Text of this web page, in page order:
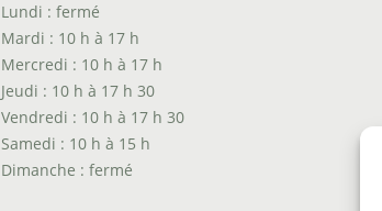
Lundi : fermé
Mardi : 10 h à 17 h
Mercredi : 10 h à 17 h
Jeudi : 10 h à 17 h 30
Vendredi : 10 h à 17 h 30
Samedi : 10 h à 15 h
Dimanche : fermé